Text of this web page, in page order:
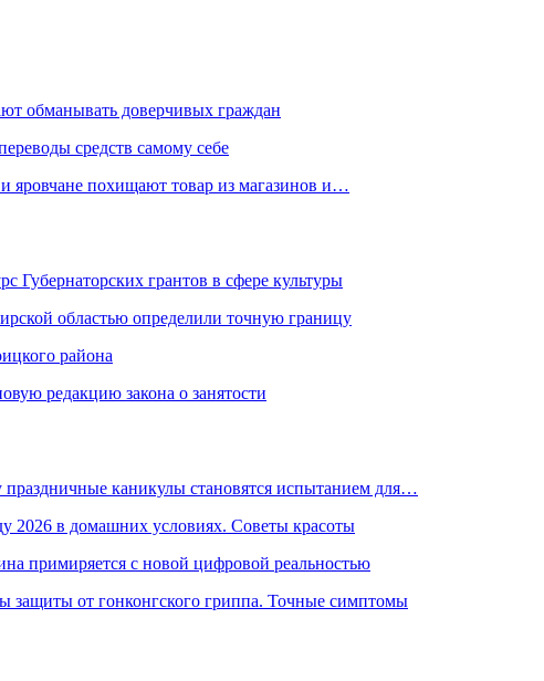
обманывать доверчивых граждан
средств самому себе
яровчане похищают товар из магазинов и…
Губернаторских грантов в сфере культуры
областью определили точную границу
района
редакцию закона о занятости
каникулы становятся испытанием для…
2026 в домашних условиях. Советы красоты
примиряется с новой цифровой реальностью
защиты от гонконгского гриппа. Точные симптомы